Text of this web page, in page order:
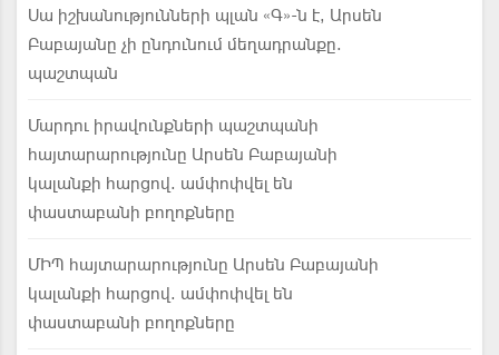
Սա իշխանությունների պլան «Գ»-ն է, Արսեն
Բաբայանը չի ընդունում մեղադրանքը.
պաշտպան
Մարդու իրավունքների պաշտպանի
հայտարարությունը Արսեն Բաբայանի
կալանքի հարցով. ամփոփվել են
փաստաբանի բողոքները
ՄԻՊ հայտարարությունը Արսեն Բաբայանի
կալանքի հարցով. ամփոփվել են
փաստաբանի բողոքները